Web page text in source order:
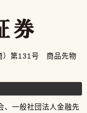
）第131号 商品先物
、一般社団法人金融先